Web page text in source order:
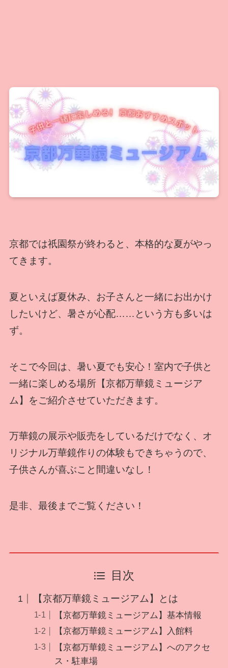
京都では祇園祭が終わると、本格的な夏がやっ
てきます。
夏といえば夏休み、お子さんと一緒にお出かけ
したいけど、暑さが心配……という方も多いは
ず。
そこで今回は、暑い夏でも安心！室内で子供と
一緒に楽しめる場所【京都万華鏡ミュージア
ム】をご紹介させていただきます。
万華鏡の展示や販売をしているだけでなく、オ
リジナル万華鏡作りの体験もできちゃうので、
子供さんが喜ぶこと間違いなし！
是非、最後までご覧ください！
目次
【京都万華鏡ミュージアム】とは
【京都万華鏡ミュージアム】基本情報
【京都万華鏡ミュージアム】入館料
【京都万華鏡ミュージアム】へのアクセ
ス・駐車場